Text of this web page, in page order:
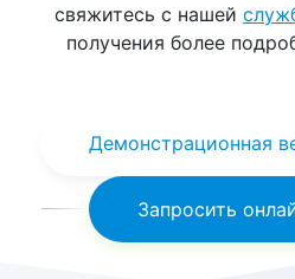
свяжитесь с нашей
получения более
Демонстрационная
Запросить